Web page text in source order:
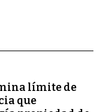
límite de
que